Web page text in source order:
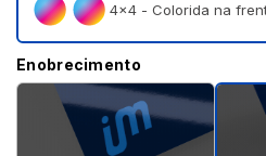
4×4 - Colorida na
Enobrecimento